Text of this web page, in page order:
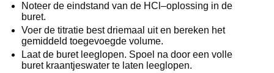
Noteer de eindstand van de HCl–oplossing in de
buret.
Voer de titratie best driemaal uit en bereken het
gemiddeld toegevoegde volume.
Laat de buret leeglopen. Spoel na door een volle
buret kraantjeswater te laten leeglopen.